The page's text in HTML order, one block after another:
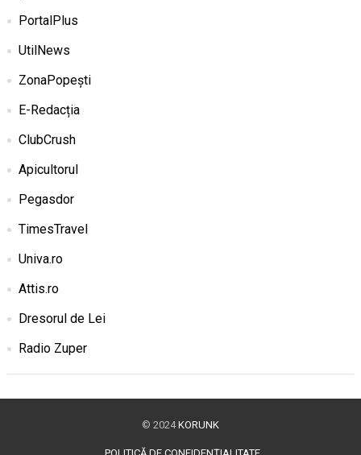
PortalPlus
UtilNews
ZonaPopești
E-Redacția
ClubCrush
Apicultorul
Pegasdor
TimesTravel
Univa.ro
Attis.ro
Dresorul de Lei
Radio Zuper
© 2024KORUNK